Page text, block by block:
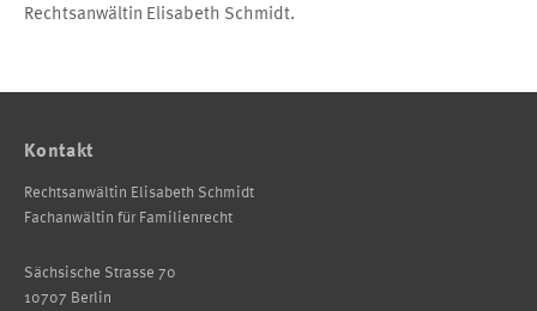
Rechtsanwältin Elisabeth Schmidt.
Kontakt
Rechtsanwältin Elisabeth Schmidt
Fachanwältin für Familienrecht
Sächsische Strasse 70
10707 Berlin